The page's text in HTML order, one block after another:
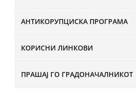
АНТИКОРУПЦИСКА ПРОГРАМА
КОРИСНИ ЛИНКОВИ
ПРАШАЈ ГО ГРАДОНАЧАЛНИКОТ